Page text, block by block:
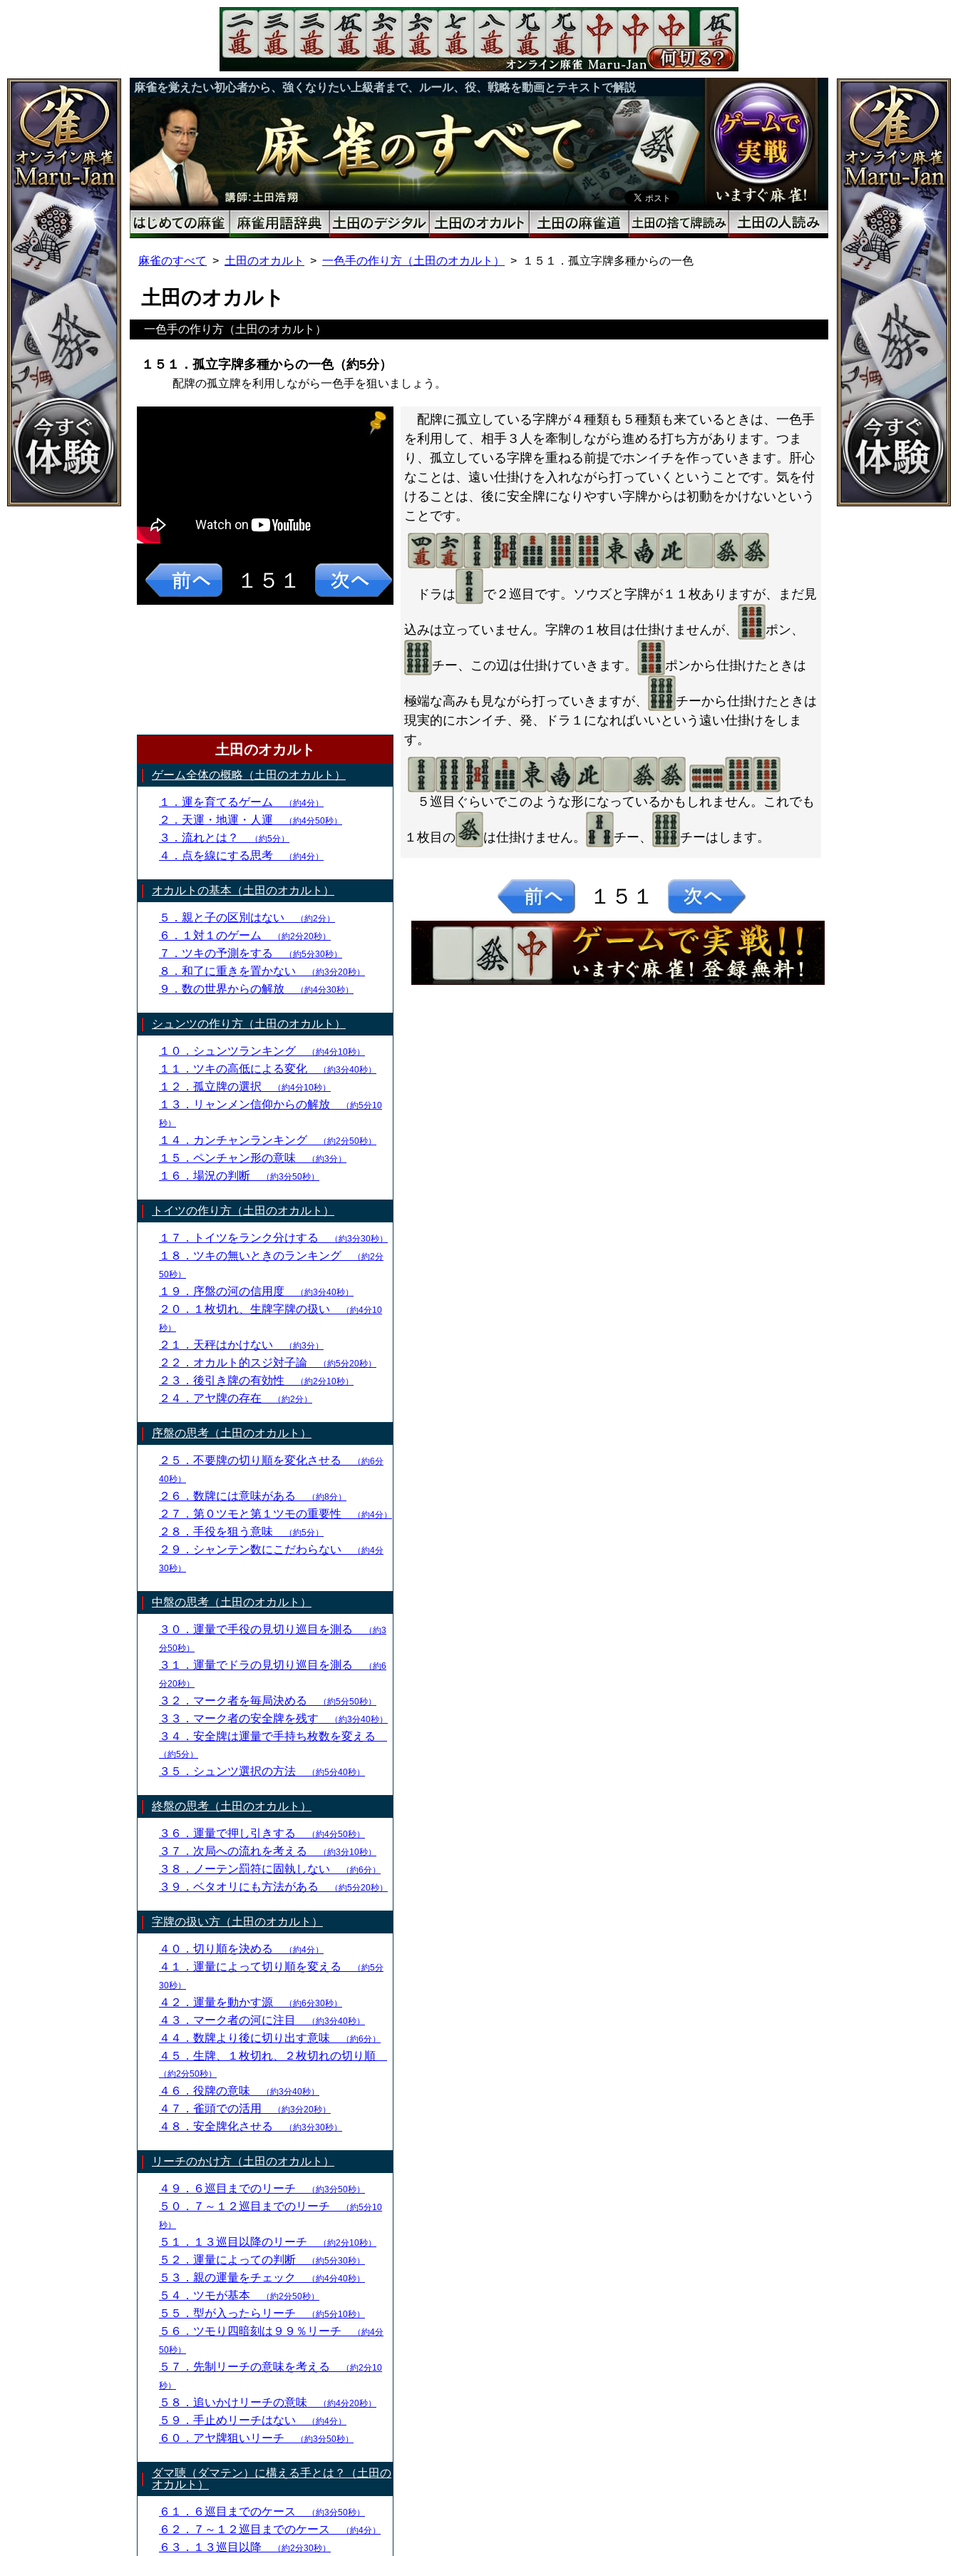
麻雀を覚えたい初心者から、強くなりたい上級者まで、ルール、役、戦略を動画とテキストで解説
麻雀のすべて 土田のオカルト 一色手の作り方（土田のオカルト） １５１．孤立字牌多種からの一色
土田のオカルト
一色手の作り方（土田のオカルト）
１５１．孤立字牌多種からの一色（約5分）
配牌の孤立牌を利用しながら一色手を狙いましょう。
１５１
土田のオカルト
ゲーム全体の概略（土田のオカルト）
１．運を育てるゲーム （約4分）
２．天運・地運・人運 （約4分50秒）
３．流れとは？ （約5分）
４．点を線にする思考 （約4分）
オカルトの基本（土田のオカルト）
５．親と子の区別はない （約2分）
６．１対１のゲーム （約2分20秒）
７．ツキの予測をする （約5分30秒）
８．和了に重きを置かない （約3分20秒）
９．数の世界からの解放 （約4分30秒）
シュンツの作り方（土田のオカルト）
１０．シュンツランキング （約4分10秒）
１１．ツキの高低による変化 （約3分40秒）
１２．孤立牌の選択 （約4分10秒）
１３．リャンメン信仰からの解放
（約5分10
秒）
１４．カンチャンランキング （約2分50秒）
１５．ペンチャン形の意味 （約3分）
１６．場況の判断 （約3分50秒）
トイツの作り方（土田のオカルト）
１７．トイツをランク分けする （約3分30秒）
１８．ツキの無いときのランキング
（約2分
50秒）
１９．序盤の河の信用度 （約3分40秒）
２０．１枚切れ、生牌字牌の扱い
（約4分10
秒）
２１．天秤はかけない （約3分）
２２．オカルト的スジ対子論 （約5分20秒）
２３．後引き牌の有効性 （約2分10秒）
２４．アヤ牌の存在 （約2分）
序盤の思考（土田のオカルト）
２５．不要牌の切り順を変化させる
（約6分
40秒）
２６．数牌には意味がある （約8分）
２７．第０ツモと第１ツモの重要性 （約4分）
２８．手役を狙う意味 （約5分）
２９．シャンテン数にこだわらない
（約4分
30秒）
中盤の思考（土田のオカルト）
３０．運量で手役の見切り巡目を測る
（約3
分50秒）
３１．運量でドラの見切り巡目を測る
（約6
分20秒）
３２．マーク者を毎局決める （約5分50秒）
３３．マーク者の安全牌を残す （約3分40秒）
３４．安全牌は運量で手持ち枚数を変える
（約5分）
３５．シュンツ選択の方法 （約5分40秒）
終盤の思考（土田のオカルト）
３６．運量で押し引きする （約4分50秒）
３７．次局への流れを考える （約3分10秒）
３８．ノーテン罰符に固執しない （約6分）
３９．ベタオリにも方法がある （約5分20秒）
字牌の扱い方（土田のオカルト）
４０．切り順を決める （約4分）
４１．運量によって切り順を変える
（約5分
30秒）
４２．運量を動かす源 （約6分30秒）
４３．マーク者の河に注目 （約3分40秒）
４４．数牌より後に切り出す意味 （約6分）
４５．生牌、１枚切れ、２枚切れの切り順
（約2分50秒）
４６．役牌の意味 （約3分40秒）
４７．雀頭での活用 （約3分20秒）
４８．安全牌化させる （約3分30秒）
リーチのかけ方（土田のオカルト）
４９．６巡目までのリーチ （約3分50秒）
５０．７～１２巡目までのリーチ
（約5分10
秒）
５１．１３巡目以降のリーチ （約2分10秒）
５２．運量によっての判断 （約5分30秒）
５３．親の運量をチェック （約4分40秒）
５４．ツモが基本 （約2分50秒）
５５．型が入ったらリーチ （約5分10秒）
５６．ツモり四暗刻は９９％リーチ
（約4分
50秒）
５７．先制リーチの意味を考える
（約2分10
秒）
５８．追いかけリーチの意味 （約4分20秒）
５９．手止めリーチはない （約4分）
６０．アヤ牌狙いリーチ （約3分50秒）
ダマ聴（ダマテン）に構える手とは？（土田の
オカルト）
６１．６巡目までのケース （約3分50秒）
６２．７～１２巡目までのケース （約4分）
６３．１３巡目以降 （約2分30秒）
配牌に孤立している字牌が４種類も５種類も来ているときは、一色手
を利用して、相手３人を牽制しながら進める打ち方があります。つま
り、孤立している字牌を重ねる前提でホンイチを作っていきます。肝心
なことは、遠い仕掛けを入れながら打っていくということです。気を付
けることは、後に安全牌になりやすい字牌からは初動をかけないという
ことです。
ドラは で２巡目です。ソウズと字牌が１１枚ありますが、まだ見
込みは立っていません。字牌の１枚目は仕掛けませんが、 ポン、
チー、この辺は仕掛けていきます。 ポンから仕掛けたときは
極端な高みも見ながら打っていきますが、
チーから仕掛けたときは
現実的にホンイチ、発、ドラ１になればいいという遠い仕掛けをしま
す。
５巡目ぐらいでこのような形になっているかもしれません。これでも
１枚目の は仕掛けません。 チー、 チーはします。
１５１